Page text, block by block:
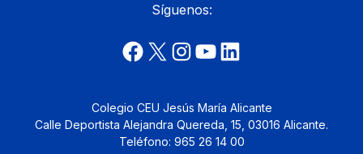
Síguenos:
Colegio CEU Jesús María Alicante
Calle Deportista Alejandra Quereda, 15, 03016 Alicante.
Teléfono: 965 26 14 00